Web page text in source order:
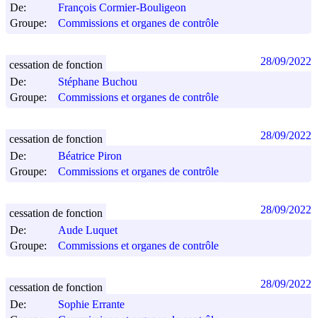
De:
François Cormier-Bouligeon
Groupe:
Commissions et organes de contrôle
De:
Stéphane Buchou
Groupe:
Commissions et organes de contrôle
cessation de fonction 28/09/2022
De:
Béatrice Piron
Groupe:
Commissions et organes de contrôle
cessation de fonction 28/09/2022
De:
Aude Luquet
Groupe:
Commissions et organes de contrôle
cessation de fonction 28/09/2022
De:
Sophie Errante
cessation de fonction 28/09/2022